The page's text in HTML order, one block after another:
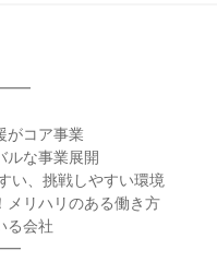
がコア事業
ルな事業展開
い、挑戦しやすい環境
メリハリのある働き方
る会社